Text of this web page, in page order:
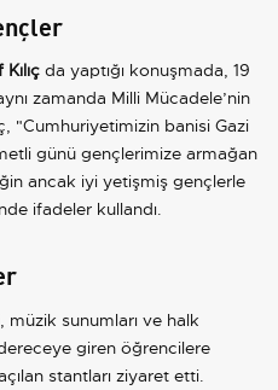
da yaptığı konuşmada, 19
zamanda Milli Mücadele’nin
"Cumhuriyetimizin banisi Gazi
günü gençlerimize armağan
ancak iyi yetişmiş gençlerle
ifadeler kullandı.
sunumları ve halk
giren öğrencilere
stantları ziyaret etti.